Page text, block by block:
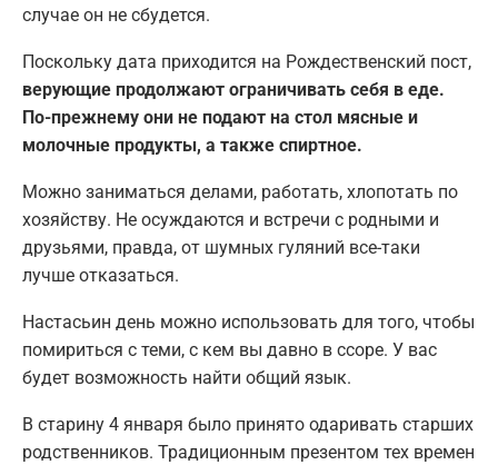
случае он не сбудется.
Поскольку дата приходится на Рождественский пост,
верующие продолжают ограничивать себя в еде.
По-прежнему они не подают на стол мясные и
молочные продукты, а также спиртное.
Можно заниматься делами, работать, хлопотать по
хозяйству. Не осуждаются и встречи с родными и
друзьями, правда, от шумных гуляний все-таки
лучше отказаться.
Настасьин день можно использовать для того, чтобы
помириться с теми, с кем вы давно в ссоре. У вас
будет возможность найти общий язык.
В старину 4 января было принято одаривать старших
родственников. Традиционным презентом тех времен